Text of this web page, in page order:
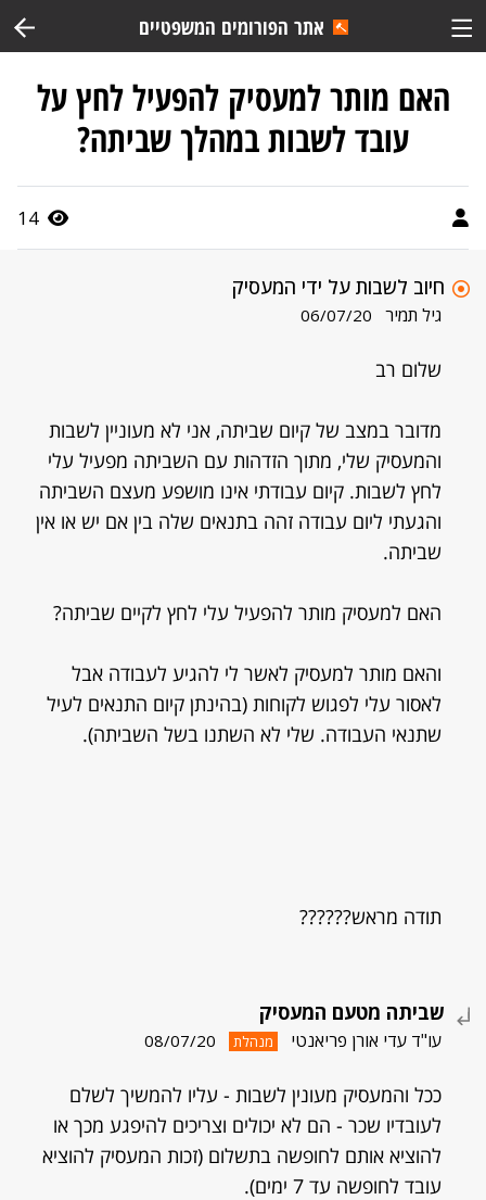
אתר הפורומים המשפטיים
האם מותר למעסיק להפעיל לחץ על
עובד לשבות במהלך שביתה?
14
חיוב לשבות על ידי המעסיק
גיל תמיר 06/07/20
שלום רב
מדובר במצב של קיום שביתה, אני לא מעוניין לשבות
והמעסיק שלי, מתוך הזדהות עם השביתה מפעיל עלי
לחץ לשבות. קיום עבודתי אינו מושפע מעצם השביתה
והגעתי ליום עבודה זהה בתנאים שלה בין אם יש או אין
שביתה.
האם למעסיק מותר להפעיל עלי לחץ לקיים שביתה?
והאם מותר למעסיק לאשר לי להגיע לעבודה אבל
לאסור עלי לפגוש לקוחות (בהינתן קיום התנאים לעיל
שתנאי העבודה. שלי לא השתנו בשל השביתה).
תודה מראש??????
שביתה מטעם המעסיק
עו"ד עדי אורן פריאנטי מנהלת 08/07/20
ככל והמעסיק מעונין לשבות - עליו להמשיך לשלם
לעובדיו שכר - הם לא יכולים וצריכים להיפגע מכך או
להוציא אותם לחופשה בתשלום (זכות המעסיק להוציא
עובד לחופשה עד 7 ימים).